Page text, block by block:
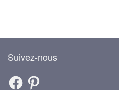
Suivez-nous